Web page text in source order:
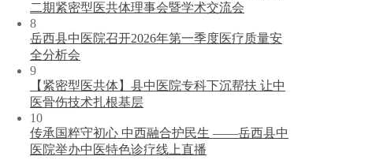
二期紧密型医共体理事会暨学术交流会
8
岳西县中医院召开2026年第一季度医疗质量安
全分析会
9
【紧密型医共体】县中医院专科下沉帮扶 让中
医骨伤技术扎根基层
10
传承国粹守初心 中西融合护民生 ——岳西县中
医院举办中医特色诊疗线上直播